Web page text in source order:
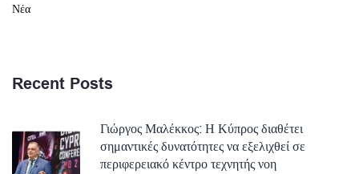
Νέα
Recent Posts
Γιώργος Μαλέκκος: Η Κύπρος διαθέτει
σημαντικές δυνατότητες να εξελιχθεί σε
περιφερειακό κέντρο τεχνητής νοη